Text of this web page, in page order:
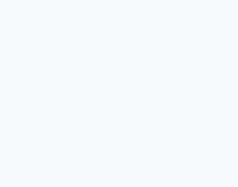
y tsunami que